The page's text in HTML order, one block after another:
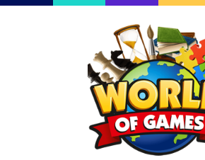
Επιτραπέζια
Παζλ
Παιχνίδια Καρτών